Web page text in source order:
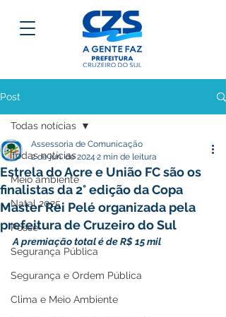
Post
Todas notícias
Meio ambiente
Natal 2025
Posse
Segurança Pública
Segurança e Ordem Pública
Clima e Meio Ambiente
Todas notícias
Estrela do Acre e União FC são os
finalistas da 2° edição da Copa
Master Rei Pelé organizada pela
prefeitura de Cruzeiro do Sul
Assessoria de Comunicação
2 de jun. de 2024 2 min de leitura
A premiação total é de R$ 15 mil